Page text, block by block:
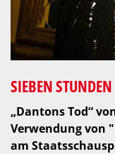
SIEBEN
„Dantons Tod“
Verwendung von
am